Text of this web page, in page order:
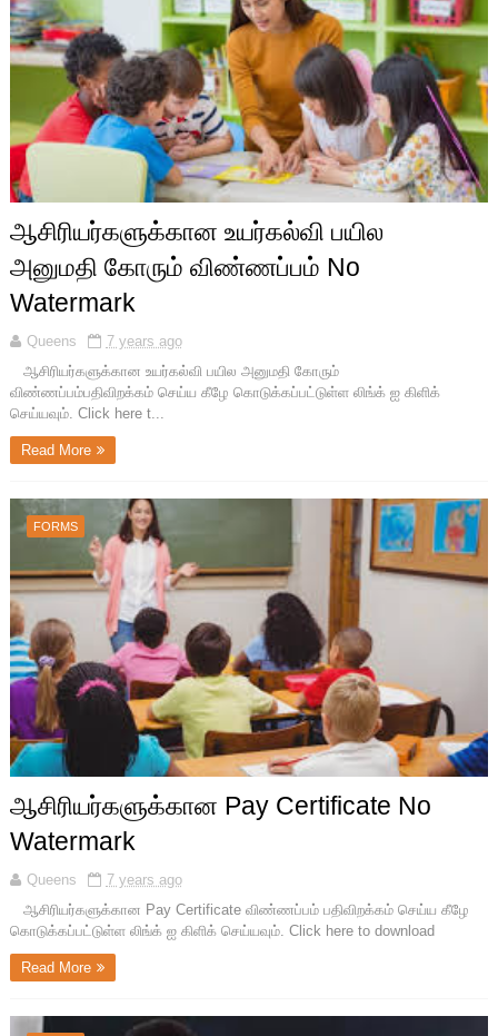
ஆசிரியர்களுக்கான உயர்கல்வி பயில
அனுமதி கோரும் விண்ணப்பம் No
Watermark
Queens
7 years ago
ஆசிரியர்களுக்கான உயர்கல்வி பயில அனுமதி கோரும்
விண்ணப்பம்பதிவிறக்கம் செய்ய கீழே கொடுக்கப்பட்டுள்ள லிங்க் ஐ கிளிக்
செய்யவும். Click here t...
Read More
FORMS
ஆசிரியர்களுக்கான Pay Certificate No
Watermark
Queens
7 years ago
ஆசிரியர்களுக்கான Pay Certificate விண்ணப்பம் பதிவிறக்கம் செய்ய கீழே
கொடுக்கப்பட்டுள்ள லிங்க் ஐ கிளிக் செய்யவும். Click here to download
Read More